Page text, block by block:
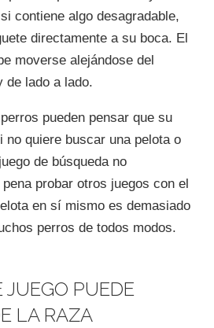
contiene algo desagradable,
directamente a su boca. El
moverse alejándose del
de lado a lado.
pueden pensar que su
no quiere buscar una pelota o
de búsqueda no
probar otros juegos con el
en sí mismo es demasiado
perros de todos modos.
JUEGO PUEDE
LA RAZA